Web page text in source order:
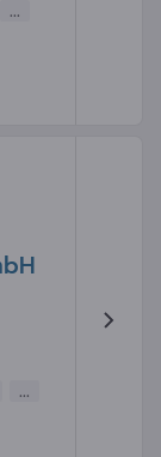
...
...